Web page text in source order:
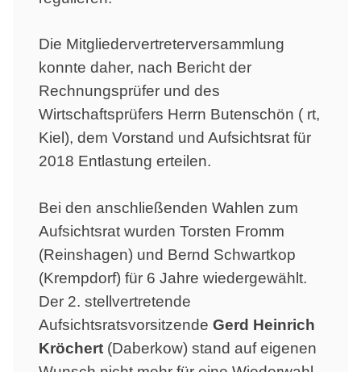
Die Mitgliedervertreterversammlung
konnte daher, nach Bericht der
Rechnungsprüfer und des
Wirtschaftsprüfers Herrn Butenschön ( rt,
Kiel), dem Vorstand und Aufsichtsrat für
2018 Entlastung erteilen.
Bei den anschließenden Wahlen zum
Aufsichtsrat wurden Torsten Fromm
(Reinshagen) und Bernd Schwartkop
(Krempdorf) für 6 Jahre wiedergewählt.
Der 2. stellvertretende
Aufsichtsratsvorsitzende Gerd Heinrich
Kröchert (Daberkow) stand auf eigenen